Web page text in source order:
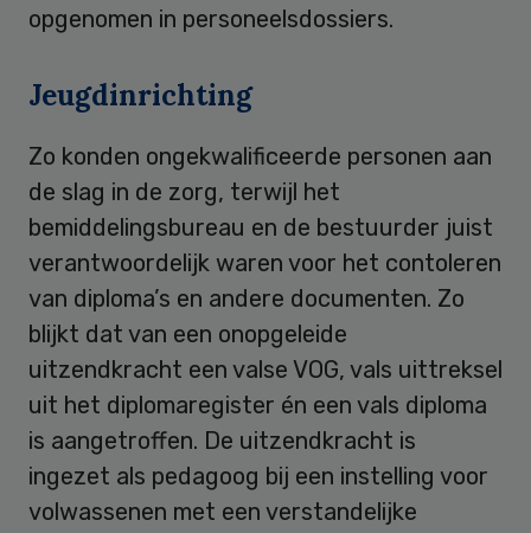
opgenomen in personeelsdossiers.
Jeugdinrichting
Zo konden ongekwalificeerde personen aan
de slag in de zorg, terwijl het
bemiddelingsbureau en de bestuurder juist
verantwoordelijk waren voor het contoleren
van diploma’s en andere documenten. Zo
blijkt dat van een onopgeleide
uitzendkracht een valse VOG, vals uittreksel
uit het diplomaregister én een vals diploma
is aangetroffen. De uitzendkracht is
ingezet als pedagoog bij een instelling voor
volwassenen met een verstandelijke